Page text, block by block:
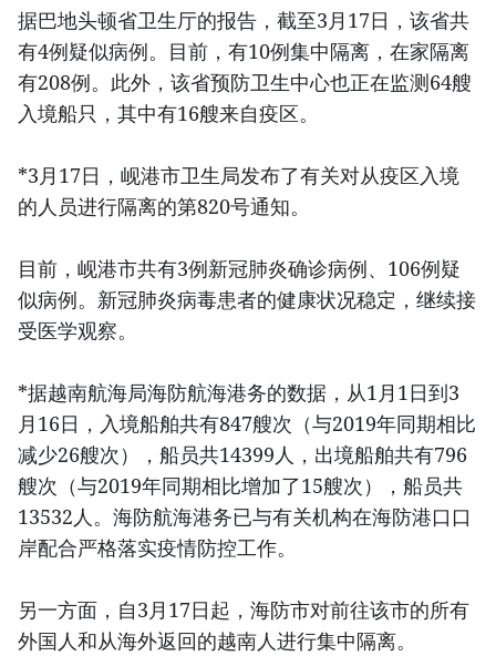
据巴地头顿省卫生厅的报告，截至3月17日，该省共
有4例疑似病例。目前，有10例集中隔离，在家隔离
有208例。此外，该省预防卫生中心也正在监测64艘
入境船只，其中有16艘来自疫区。
*3月17日，岘港市卫生局发布了有关对从疫区入境
的人员进行隔离的第820号通知。
目前，岘港市共有3例新冠肺炎确诊病例、106例疑
似病例。新冠肺炎病毒患者的健康状况稳定，继续接
受医学观察。
*据越南航海局海防航海港务的数据，从1月1日到3
月16日，入境船舶共有847艘次（与2019年同期相比
减少26艘次），船员共14399人，出境船舶共有796
艘次（与2019年同期相比增加了15艘次），船员共
13532人。海防航海港务已与有关机构在海防港口口
岸配合严格落实疫情防控工作。
另一方面，自3月17日起，海防市对前往该市的所有
外国人和从海外返回的越南人进行集中隔离。